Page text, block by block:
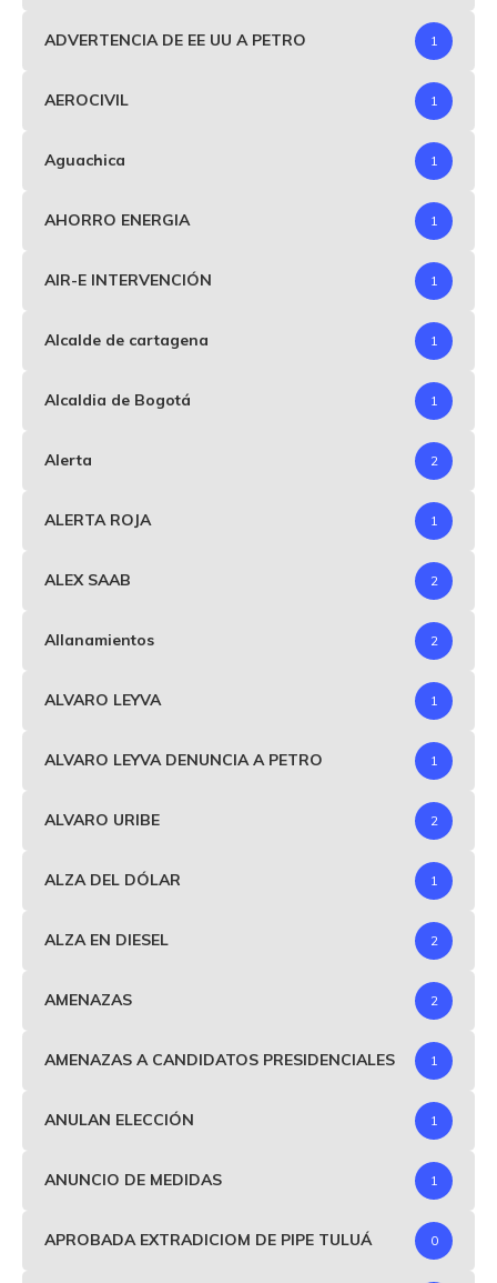
ADVERTENCIA DE EE UU A PETRO 1
AEROCIVIL 1
Aguachica 1
AHORRO ENERGIA 1
AIR-E INTERVENCIÓN 1
Alcalde de cartagena 1
Alcaldia de Bogotá 1
Alerta 2
ALERTA ROJA 1
ALEX SAAB 2
Allanamientos 2
ALVARO LEYVA 1
ALVARO LEYVA DENUNCIA A PETRO 1
ALVARO URIBE 2
ALZA DEL DÓLAR 1
ALZA EN DIESEL 2
AMENAZAS 2
AMENAZAS A CANDIDATOS PRESIDENCIALES 1
ANULAN ELECCIÓN 1
ANUNCIO DE MEDIDAS 1
APROBADA EXTRADICIOM DE PIPE TULUÁ 0